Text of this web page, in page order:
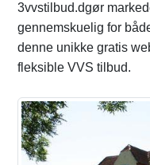
3vvstilbud.dgør
gennemskuelig for
denne unikke gratis
fleksible VVS tilbud.